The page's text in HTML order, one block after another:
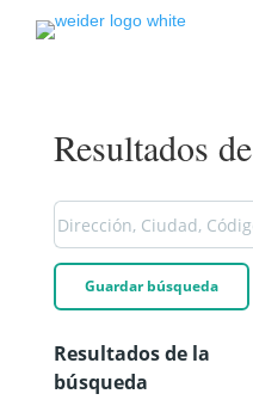
Resultados
Guardar búsqueda
Resultados de la
búsqueda